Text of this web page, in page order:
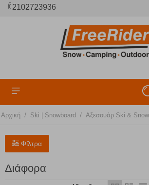
2102723936
Αρχική / Ski | Snowboard / Αξεσουάρ Ski &
Φίλτρα
Διάφορα